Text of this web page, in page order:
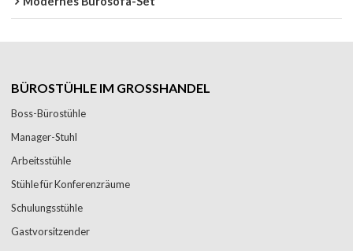
BÜROSTÜHLE IM GROSSHANDEL
Boss-Bürostühle
Manager-Stuhl
Arbeitsstühle
Stühle für Konferenzräume
Schulungsstühle
Gastvorsitzender